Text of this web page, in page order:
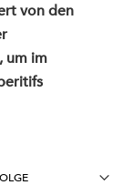
von den
um im